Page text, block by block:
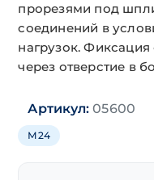
прорезями под
соединений в
нагрузок.
через отверстие в
Артикул: 05600
М24